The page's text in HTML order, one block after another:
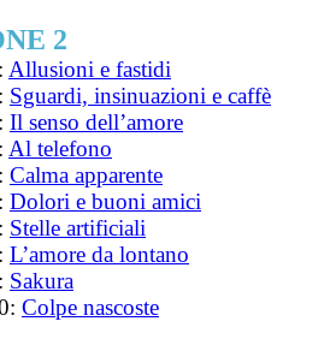
2
Allusioni e fastidi
Sguardi, insinuazioni e caffè
Il senso dell’amore
Al telefono
Calma apparente
Dolori e buoni amici
Stelle artificiali
L’amore da lontano
Sakura
Colpe nascoste